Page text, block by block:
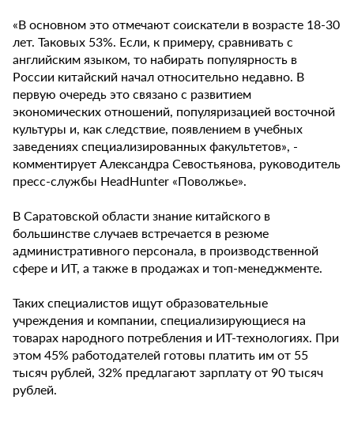
«В основном это отмечают соискатели в возрасте 18-30
лет. Таковых 53%. Если, к примеру, сравнивать с
английским языком, то набирать популярность в
России китайский начал относительно недавно. В
первую очередь это связано с развитием
экономических отношений, популяризацией восточной
культуры и, как следствие, появлением в учебных
заведениях специализированных факультетов», -
комментирует Александра Севостьянова, руководитель
пресс-службы HeadHunter «Поволжье».
В Саратовской области знание китайского в
большинстве случаев встречается в резюме
административного персонала, в производственной
сфере и ИТ, а также в продажах и топ-менеджменте.
Таких специалистов ищут образовательные
учреждения и компании, специализирующиеся на
товарах народного потребления и ИТ-технологиях. При
этом 45% работодателей готовы платить им от 55
тысяч рублей, 32% предлагают зарплату от 90 тысяч
рублей.